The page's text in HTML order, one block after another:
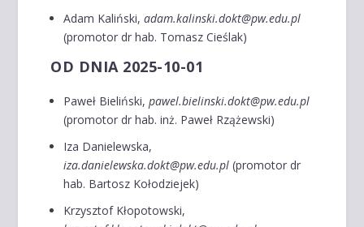
Adam Kaliński,adam.kalinski.dokt@pw.edu.pl
(promotor dr hab. Tomasz Cieślak)
OD DNIA 2025-10-01
Paweł Bieliński,pawel.bielinski.dokt@pw.edu.pl
(promotor dr hab. inż. Paweł Rzążewski)
Iza Danielewska,
iza.danielewska.dokt@pw.edu.pl (promotor dr
hab. Bartosz Kołodziejek)
Krzysztof Kłopotowski,